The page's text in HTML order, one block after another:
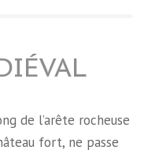
de l’arête rocheuse
fort, ne passe